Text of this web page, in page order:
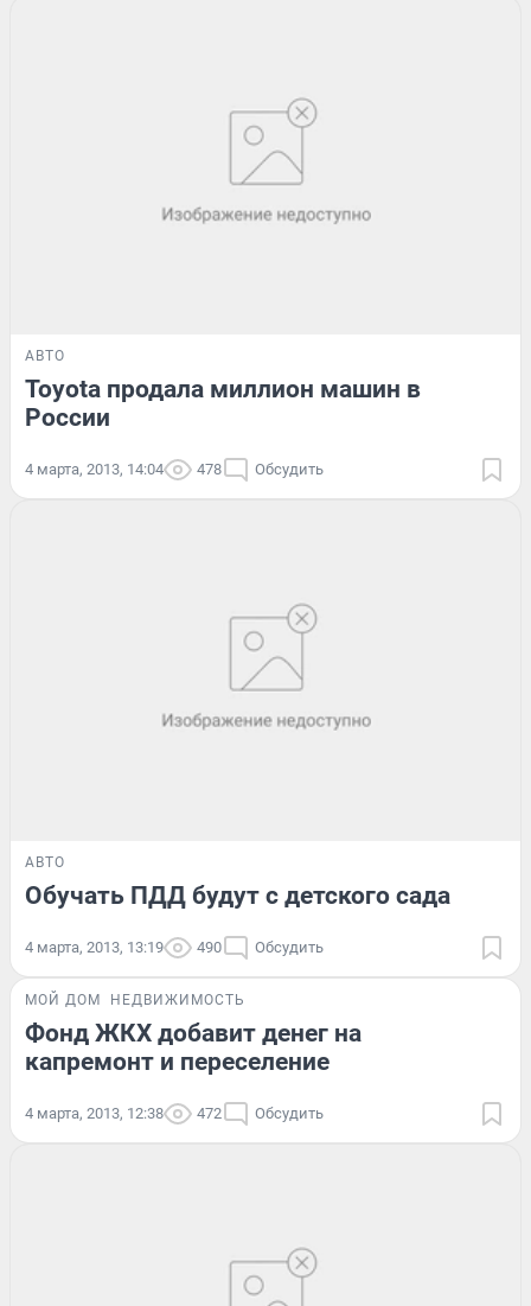
АВТО
Toyota продала миллион машин в
России
4 марта, 2013, 14:04 478 Обсудить
АВТО
Обучать ПДД будут с детского сада
4 марта, 2013, 13:19 490 Обсудить
МОЙ ДОМ НЕДВИЖИМОСТЬ
Фонд ЖКХ добавит денег на
капремонт и переселение
4 марта, 2013, 12:38 472 Обсудить